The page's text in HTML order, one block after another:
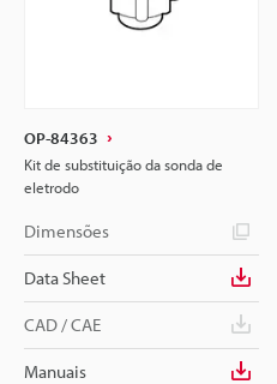
OP-84363
Kit de substituição da sonda de
eletrodo
Dimensões
Data Sheet
CAD / CAE
Manuais